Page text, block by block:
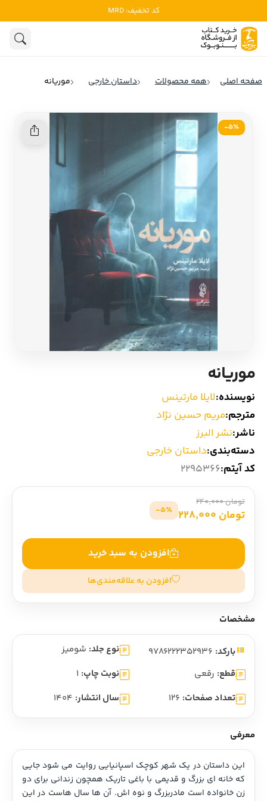
کد تخفیف: MRD
ادبیات
تاریخ و سیاست
ادیان و اساطیر
مرجع و علمی
ادبیات انگلیس
ادبیات ایتالیا
ادبیات روسیه
ادبیات آمریکای لاتین
ادبیات آلمان
ادبیات ترکیه
ادبیات آسیا
سایر کشورهای اروپا
داستان کوتاه
شعر و متون کهن
ادبیات نمایشی
صفحه اصلی همه محصولات داستان خارجی موریانه
5٪-
موریانه
نویسنده:لایلا مارتینس
مترجم:مریم حسین نژاد
ناشر:نشر البرز
دسته‌بندی:داستان خارجی
کد آیتم:2295366
تومان 240,000
تومان 228,000 5٪-
افزودن به سبد خرید
افزودن به علاقه‌مندی‌ها
مشخصات
بارکد: نوع جلد: شومیز
قطع: رقعی نوبت چاپ: 1
تعداد صفحات: 126 سال انتشار: 1404
معرفی